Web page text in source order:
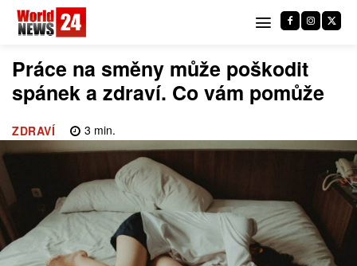
Práce na směny může poškodit
spánek a zdraví. Co vám pomůže
ZDRAVÍ 3 min.